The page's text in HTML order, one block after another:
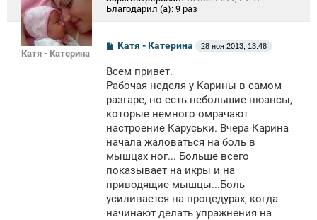
Катя - Катерина
Благодарил (а): 9 раз
С
б
щ
н
и
Катя - Катерина 28 ноя 2013, 13:48
Всем привет.
Рабочая неделя у Карины в самом
разгаре, но есть небольшие нюансы,
которые немного омрачают
настроение Каруськи. Вчера Карина
начала жаловаться на боль в
мышцах ног... Больше всего
показывает на икры и на
приводящие мышцы...Боль
усиливается на процедурах, когда
начинают делать упражнения на